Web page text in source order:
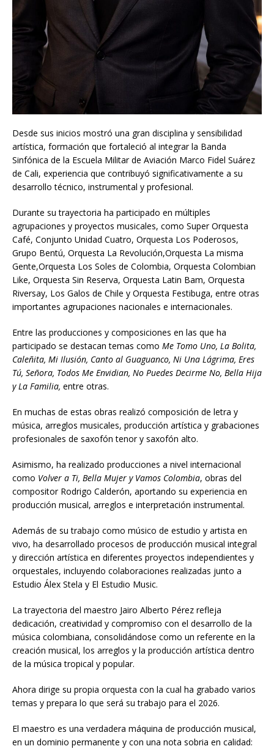
Desde sus inicios mostró una gran disciplina y sensibilidad
artística, formación que fortaleció al integrar la Banda
Sinfónica de la Escuela Militar de Aviación Marco Fidel Suárez
de Cali, experiencia que contribuyó significativamente a su
desarrollo técnico, instrumental y profesional.
Durante su trayectoria ha participado en múltiples
agrupaciones y proyectos musicales, como Super Orquesta
Café, Conjunto Unidad Cuatro, Orquesta Los Poderosos,
Grupo Bentú, Orquesta La Revolución,Orquesta La misma
Gente,Orquesta Los Soles de Colombia, Orquesta Colombian
Like, Orquesta Sin Reserva, Orquesta Latin Bam, Orquesta
Riversay, Los Galos de Chile y Orquesta Festibuga, entre otras
importantes agrupaciones nacionales e internacionales.
Entre las producciones y composiciones en las que ha
participado se destacan temas como Me Tomo Uno, La Bolita,
Caleñita, Mi Ilusión, Canto al Guaguanco, Ni Una Lágrima, Eres
Tú, Señora, Todos Me Envidian, No Puedes Decirme No, Bella Hija
y La Familia, entre otras.
En muchas de estas obras realizó composición de letra y
música, arreglos musicales, producción artística y grabaciones
profesionales de saxofón tenor y saxofón alto.
Asimismo, ha realizado producciones a nivel internacional
como Volver a Ti, Bella Mujer y Vamos Colombia, obras del
compositor Rodrigo Calderón, aportando su experiencia en
producción musical, arreglos e interpretación instrumental.
Además de su trabajo como músico de estudio y artista en
vivo, ha desarrollado procesos de producción musical integral
y dirección artística en diferentes proyectos independientes y
orquestales, incluyendo colaboraciones realizadas junto a
Estudio Álex Stela y El Estudio Music.
La trayectoria del maestro Jairo Alberto Pérez refleja
dedicación, creatividad y compromiso con el desarrollo de la
música colombiana, consolidándose como un referente en la
creación musical, los arreglos y la producción artística dentro
de la música tropical y popular.
Ahora dirige su propia orquesta con la cual ha grabado varios
temas y prepara lo que será su trabajo para el 2026.
El maestro es una verdadera máquina de producción musical,
en un dominio permanente y con una nota sobria en calidad: